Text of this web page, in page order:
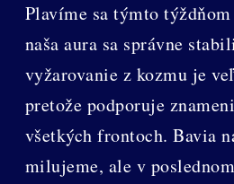
Plavíme sa týmto
naša aura sa správne
vyžarovanie z kozmu je
pretože podporuje
všetkých frontoch. Bavia
milujeme, ale v